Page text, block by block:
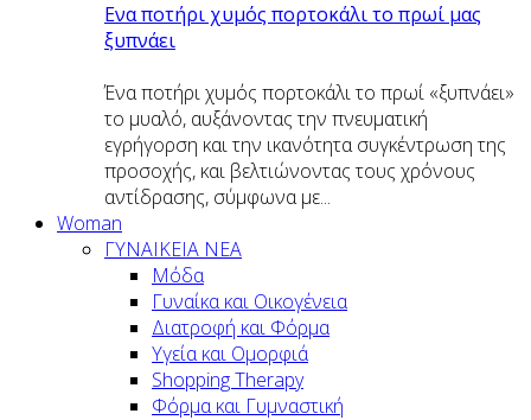
Eνα ποτήρι χυμός πορτοκάλι το πρωί μας
ξυπνάει
Ένα ποτήρι χυμός πορτοκάλι το πρωί «ξυπνάει»
το μυαλό, αυξάνοντας την πνευματική
εγρήγορση και την ικανότητα συγκέντρωση της
προσοχής, και βελτιώνοντας τους χρόνους
αντίδρασης, σύμφωνα με...
Woman
ΓΥΝΑΙΚΕΙΑ ΝΕΑ
Μόδα
Γυναίκα και Οικογένεια
Διατροφή και Φόρμα
Υγεία και Ομορφιά
Shopping Therapy
Φόρμα και Γυμναστική